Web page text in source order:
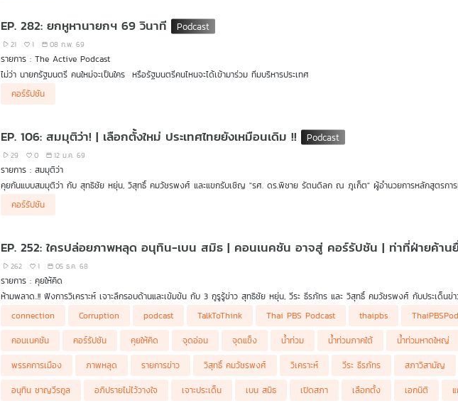
• บาดแผลรัฐบาลอนุทิน มาจากประเด็นอะไรบ้าง ?
• นายกฯ ออกตัวป้องสุชาติ "ผมไม่รู้จักเขาน้อยไปหรอกครับ"
• กกร. เปิดผลสำรวจ "10 หน่วยงานรัฐรับสินบนสูงสุด"
• ศิริกัญญาจับผิด รัฐบาลใช้เงินกู้มาโปะ "โครงการกองทุนประชารัฐ" 18,800 ล้านบาท
• พรรคเพื่อไทยบินต่ำ กระแสข่าวเงียบหายไป
EP. 282: ยกหูหานายกฯ 69 วินาที
21 1 08 ก.พ. 69
รายการ : The Active Podcast
ไม่ว่า นายกรัฐมนตรี คนใหม่จะเป็นใคร หรือรัฐมนตรีคนไหนจะได้เข้ามาร่วม ทีมบริหารประเทศ
The Active Podcast ตอนนี้ ชวนทุกคนมาพูดความในใจถึงผู้นำประเทศคนต่อไป ในเวลา 69 วินาที เพื่อให้เข้ามาทำเรื่องสำคัญของปร
แม้วันที่เราคุยกันจะยังไม่รู้ว่าการเมืองไทยจะเป็นอย่างไร เดินต่อในทิศทางไหน แล้วไทยจะได้ใครมาเป็นรัฐบาลบริหารประเทศ แต่โอกาส
การเลือกตั้งและประชาธิปไตยไทย
.
แล้วคุณละ ถ้ามีเวลาแค่ 69 วินาที จะพูดกับนายกรัฐมนตรีในอนาคตว่าอะไร ?
คอร์รัปชัน
EP. 106: สมมุติว่า! | เลือกตั้งใหม่ ประเทศไทยยังเหมือนเดิม !!
29 0 12 ม.ค. 69
รายการ : สมมุติว่า
คุยกันแบบสมมุติว่า กับ สุทธิชัย หยุ่น, วิสุทธิ์ คมวัชรพงศ์ และแขกรับเชิญ "รศ. ดร.พิชาย รัตนดิลก ณ ภูเก็ต" ผู้อำนวยการหลักสูตรกา
บัณฑิตพัฒนบริหารศาสตร์ (NIDA) และ "คุณสุรนันทน์ เวชชาชีวะ" อดีตรัฐมนตรีประจำสำนักนายกรัฐมนตรี คุยเรื่องสมมุติว่า เลือกตั้ง
เลือกตั้งเปลี่ยนแปลงประเทศ แต่จะเกิดอะไรขึ้นหากการเลือกตั้งครั้งนี้ ประเทศไทยยังเหมือนเดิม !! ฟังในรายการ สมมุติว่า ในรูปแบบ
คอร์รัปชัน
EP. 252: ใครปล่อยภาพหลุด อนุทิน-เบน สมิธ | คอนเนคชัน อาจสู่ คอร์รัปชัน | ท่าที่ฝ่ายค้าน
262 1 05 ธ.ค. 68
รายการ : คุยให้คิด
ห้ามพลาด..!! ฟังการวิเคราะห์ เจาะลึกรอบด้านและเข้มข้น กับ 3 กูรูรู้ข่าว สุทธิชัย หยุ่น, วีระ ธีรภัทร และ วิสุทธิ์ คมวัชรพงศ์ กับประเด็นข่
- ภาพหลุด "นายกฯ อนุทิน - เบน สมิธ" ใครเป็นคนปล่อย และมีเจตนาอย่างไร นำไปสู่อะไรได้บ้าง
- จับตาเปิดสภาวิสามัญ พิจารณาร่างแก้ไขรัฐธรรมนูญ
- นายกฯ อนุทินเสียอาการ ตั้งแต่เหตุน้ำท่วมหาดใหญ่ จนมาถึงภาพหลุดคู่ "เบน สมิธ"
- ท่าทีพรรคฝ่ายค้าน จะยื่นอภิปรายไม่ไว้วางใจรัฐบาลหรือไม่
- ภาพหลุด "เอกนิติ - เบน สมิธ" หวังผลอะไร
- Connection ที่อาจจะนำไปสู่ Corruption
- จุดอ่อน จุดแข็ง ปัญหา และกับระเบิดของแต่ละพรรคการเมือง ก่อนการเลือกตั้งครั้งหน้า
connection Corruption podcast TalkToThink Thai PBS Podcast thaipbs
คอนเนคชัน
คอร์รัปชัน คุยให้คิด จุดอ่อน จุดแข็ง น้ำท่วม น้ำท่วมภาคใต้ น้ำท่วมหาดใหญ่
พรรคการเมือง
ภาพหลุด รายการข่าว วิสุทธิ์ คมวัชรพงศ์ วิเคราะห์ วีระ ธีรภัทร สภาวิสามัญ
อนุทิน ชาญวีรกูล
อภิปรายไม่ไว้วางใจ เจาะประเด็น เบน สมิธ เปิดสภา เลือกตั้ง เอกนิติ